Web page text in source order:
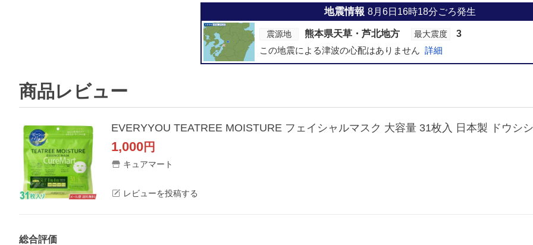
地震情報 8月6日16時18分ごろ発生
震源地 熊本県天草・芦北地方 最大震度
3
この地震による津波の心配はありません 詳細
商品レビュー
1,000円
キュアマート
レビューを投稿する
総合評価